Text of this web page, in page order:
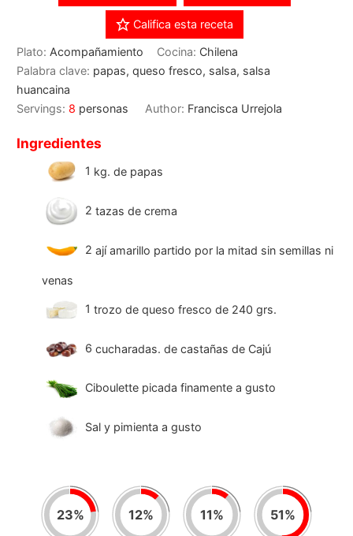
Califica esta receta
Plato: Acompañamiento Cocina: Chilena
Palabra clave: papas, queso fresco, salsa, salsa
huancaina
Servings: 8 personas Author: Francisca Urrejola
Ingredientes
1 kg. de papas
2 tazas de crema
2 ají amarillo partido por la mitad sin semillas ni
venas
1 trozo de queso fresco de 240 grs.
6 cucharadas. de castañas de Cajú
Ciboulette picada finamente a gusto
Sal y pimienta a gusto
23% 12% 11% 51%